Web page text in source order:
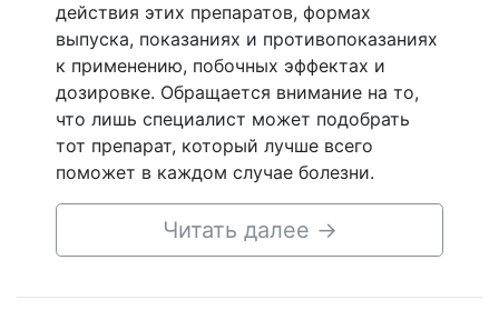
действия этих препаратов, формах
выпуска, показаниях и противопоказаниях
к применению, побочных эффектах и
дозировке. Обращается внимание на то,
что лишь специалист может подобрать
тот препарат, который лучше всего
поможет в каждом случае болезни.
Читать далее →